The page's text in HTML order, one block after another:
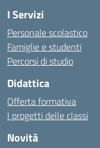
I Servizi
Personale scolastico
Famiglie e studenti
Percorsi di studio
Didattica
Offerta formativa
I progetti delle classi
Novità